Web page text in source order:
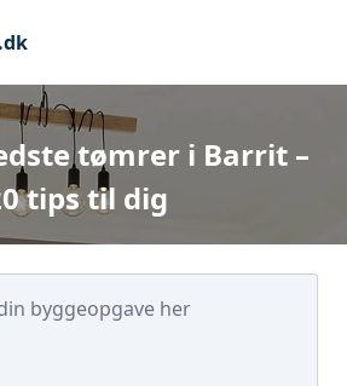
tømrer i Barrit –
tips til dig